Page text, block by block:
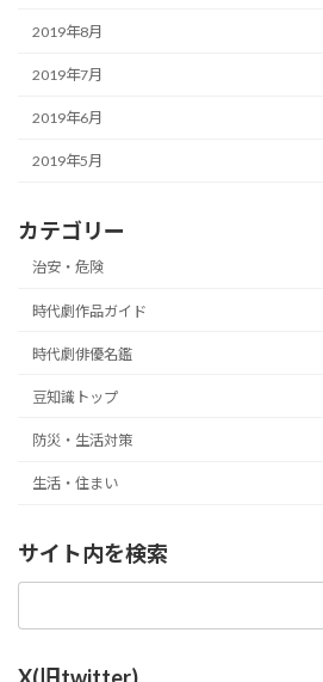
2019年8月
2019年7月
2019年6月
2019年5月
カテゴリー
治安・危険
時代劇作品ガイド
時代劇俳優名鑑
豆知識トップ
防災・生活対策
生活・住まい
サイト内を検索